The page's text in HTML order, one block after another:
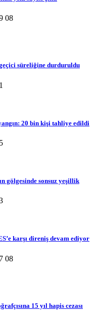
08
süreliğine durduruldu
20 bin kişi tahliye edildi
gölgesinde sonsuz yeşillik
karşı direniş devam ediyor
08
15 yıl hapis cezası